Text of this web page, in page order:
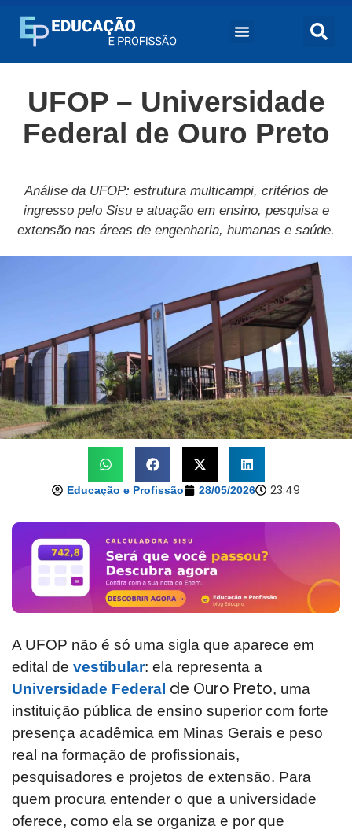
UFOP – Universidade
Federal de Ouro Preto
Análise da UFOP: estrutura multicampi, critérios de
ingresso pelo Sisu e atuação em ensino, pesquisa e
extensão nas áreas de engenharia, humanas e saúde.
Educação e Profissão 28/05/2026 23:49
A UFOP não é só uma sigla que aparece em
edital de vestibular: ela representa a
Universidade Federal de Ouro Preto, uma
instituição pública de ensino superior com forte
presença acadêmica em Minas Gerais e peso
real na formação de profissionais,
pesquisadores e projetos de extensão. Para
quem procura entender o que a universidade
oferece, como ela se organiza e por que